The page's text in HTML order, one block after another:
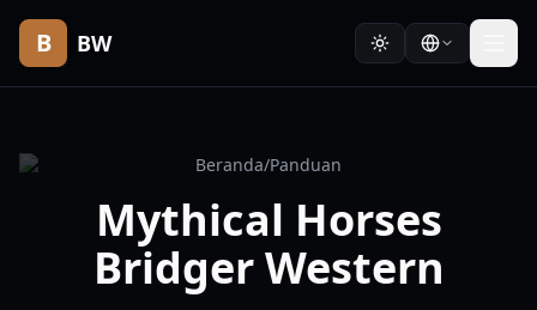
B BW
Beranda/Panduan
Mythical Horses
Bridger Western